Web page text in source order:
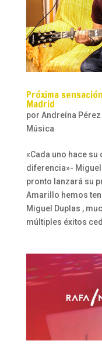
Próxima
Madrid
por Andreína
Música
«Cada uno hace
diferencia»-
pronto lanzará su
Amarillo hemos
Miguel Duplas ,
múltiples éxitos